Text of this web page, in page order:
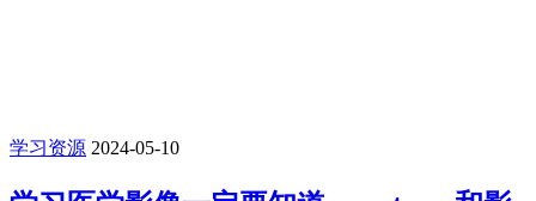
学习资源 2024-05-10